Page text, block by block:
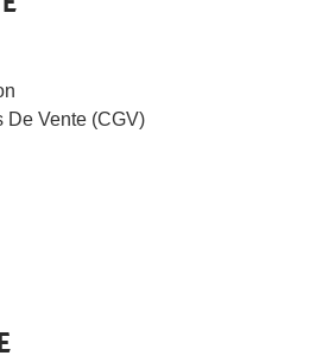
De Vente (CGV)